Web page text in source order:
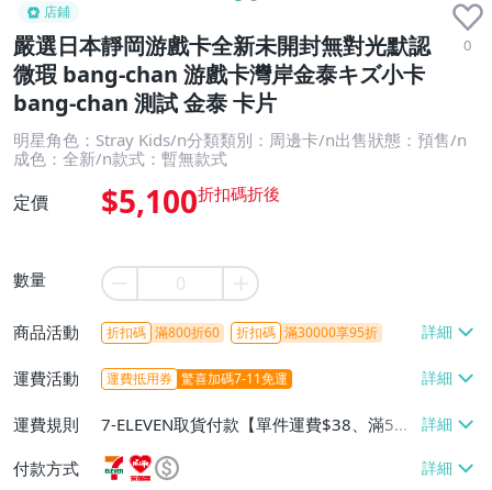
店鋪
嚴選日本靜岡游戲卡全新未開封無對光默認
微瑕 bang-chan 游戲卡灣岸金泰キズ小卡
bang-chan 測試 金泰 卡片
0
明星角色：Stray Kids/n分類類別：周邊卡/n出售狀態：預售/n
成色：全新/n款式：暫無款式
定價 $5,100
數量
商品活動 折扣碼 滿800折60 折扣碼 滿30000享95折
運費活動 運費抵用券 驚喜加碼7-11免運
運費規則
7-ELEVEN取貨付款【單件運費$38、滿5件
或消費滿$1298免運費】、7-ELEVEN取貨
不付款【免運費】、萊爾富取貨付款【單件
付款方式